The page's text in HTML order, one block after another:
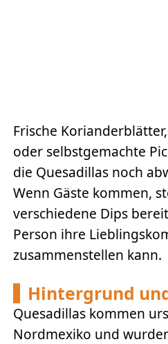
Frische
oder selbstgemachte
die Quesadillas noch
Wenn Gäste kommen,
verschiedene Dips
Person ihre
zusammenstellen kann.
Hintergrund
Quesadillas kommen
Nordmexiko und